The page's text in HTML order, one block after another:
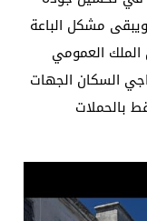
مشكل الباعة
الملك العمومي
السكان الجهات
بالحملات